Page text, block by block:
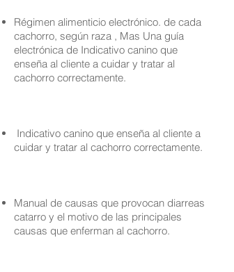
Régimen alimenticio electrónico. de cada
cachorro, según raza , Mas Una guía
electrónica de Indicativo canino que
enseña al cliente a cuidar y tratar al
cachorro correctamente.
Indicativo canino que enseña al cliente a
cuidar y tratar al cachorro correctamente.
Manual de causas que provocan diarreas
catarro y el motivo de las principales
causas que enferman al cachorro.